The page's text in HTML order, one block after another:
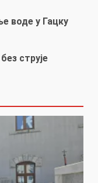
воде у Гацку
струје